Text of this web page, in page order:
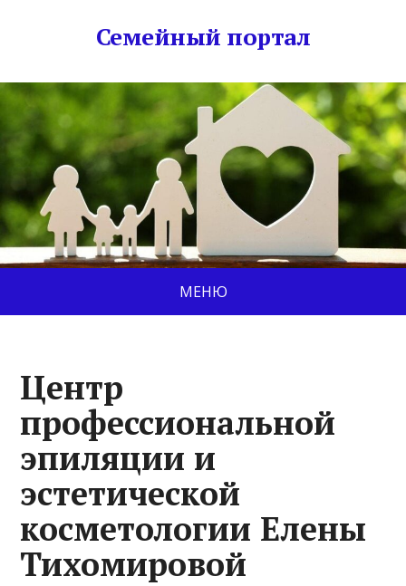
Семейный портал
МЕНЮ
Центр
профессиональной
эпиляции и
эстетической
косметологии Елены
Тихомировой